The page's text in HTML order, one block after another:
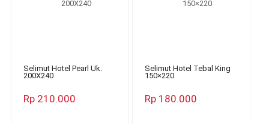
Selimut Hotel Pearl Uk.
200X240
Rp 210.000
Selimut Hotel Tebal King
150×220
Rp 180.000